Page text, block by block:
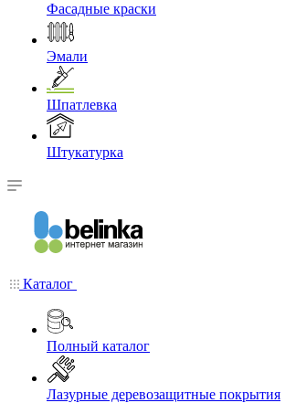
Фасадные краски
Эмали
Шпатлевка
Штукатурка
Каталог
Полный каталог
Лазурные деревозащитные покрытия